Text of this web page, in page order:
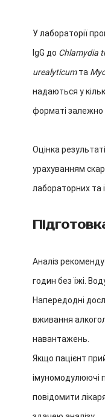
У лабораторії
IgG до Chlamydia
urealyticumта
надаються у
форматі залежно
Оцінка
урахуванням
лабораторних та
Аналіз
годин без їжі.
Напередодні
вживання
навантажень.
Якщо пацієнт
імуномодулюючі
повідомити